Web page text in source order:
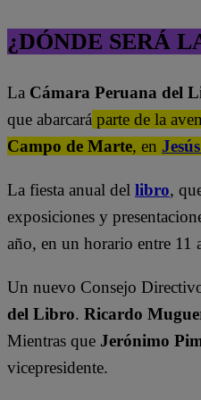
¿DÓNDE SERÁ
La Cámara Peruana del
que abarcará parte de la
Campo de Marte, en
La fiesta anual del libro,
exposiciones y
año, en un horario entre 11
Un nuevo Consejo
del Libro. Ricardo
Mientras que Jerónimo
vicepresidente.